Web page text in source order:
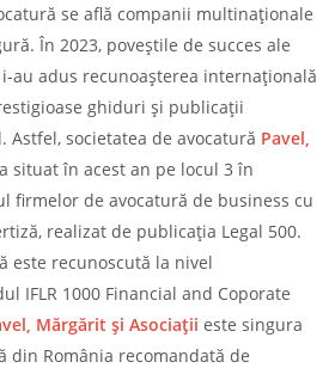
se află companii multinaționale
În 2023, poveștile de succes ale
au adus recunoașterea internațională
ghiduri și publicații
societatea de avocatură Pavel,
situat în acest an pe locul 3 în
firmelor de avocatură de business cu
realizat de publicația Legal 500.
este recunoscută la nivel
IFLR 1000 Financial and Coporate
Mărgărit și Asociații este singura
din România recomandată de